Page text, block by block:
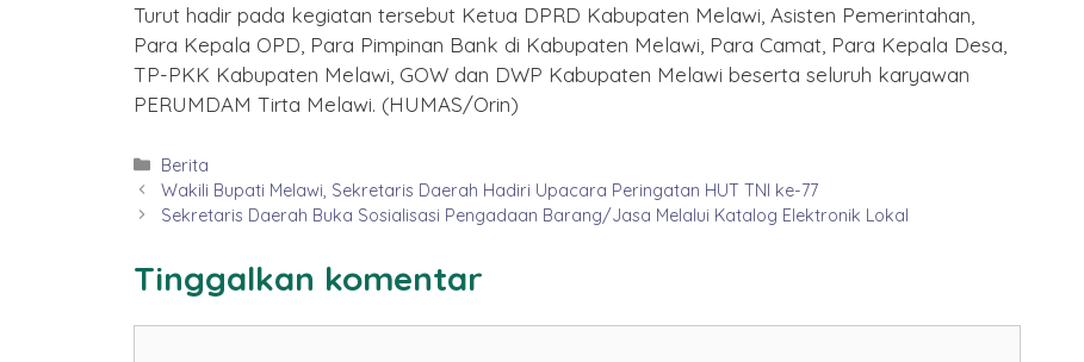
Turut hadir pada kegiatan tersebut Ketua DPRD Kabupaten Melawi, Asisten Pemerintahan,
Para Kepala OPD, Para Pimpinan Bank di Kabupaten Melawi, Para Camat, Para Kepala Desa,
TP-PKK Kabupaten Melawi, GOW dan DWP Kabupaten Melawi beserta seluruh karyawan
PERUMDAM Tirta Melawi. (HUMAS/Orin)
Kategori
Berita
Wakili Bupati Melawi, Sekretaris Daerah Hadiri Upacara Peringatan HUT TNI ke-77
Sekretaris Daerah Buka Sosialisasi Pengadaan Barang/Jasa Melalui Katalog Elektronik Lokal
Tinggalkan komentar